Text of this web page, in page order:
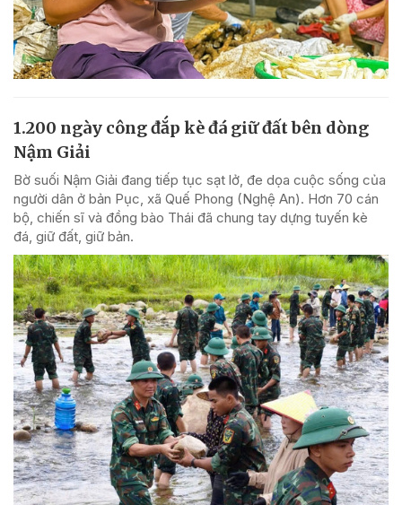
1.200 ngày công đắp kè đá giữ đất bên dòng
Nậm Giải
Bờ suối Nậm Giải đang tiếp tục sạt lở, đe dọa cuộc sống của
người dân ở bản Pục, xã Quế Phong (Nghệ An). Hơn 70 cán
bộ, chiến sĩ và đồng bào Thái đã chung tay dựng tuyến kè
đá, giữ đất, giữ bản.